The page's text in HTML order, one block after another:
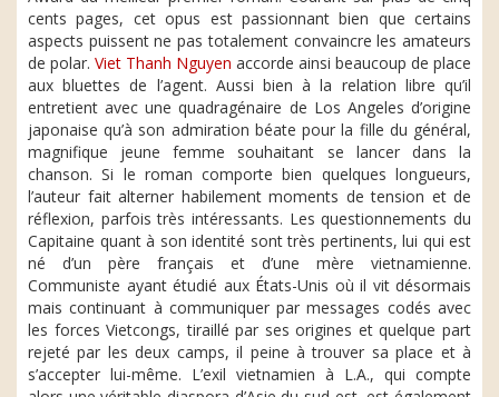
cents pages, cet opus est passionnant bien que certains
aspects puissent ne pas totalement convaincre les amateurs
de polar. Viet Thanh Nguyen accorde ainsi beaucoup de place
aux bluettes de l’agent. Aussi bien à la relation libre qu’il
entretient avec une quadragénaire de Los Angeles d’origine
japonaise qu’à son admiration béate pour la fille du général,
magnifique jeune femme souhaitant se lancer dans la
chanson. Si le roman comporte bien quelques longueurs,
l’auteur fait alterner habilement moments de tension et de
réflexion, parfois très intéressants. Les questionnements du
Capitaine quant à son identité sont très pertinents, lui qui est
né d’un père français et d’une mère vietnamienne.
Communiste ayant étudié aux États-Unis où il vit désormais
mais continuant à communiquer par messages codés avec
les forces Vietcongs, tiraillé par ses origines et quelque part
rejeté par les deux camps, il peine à trouver sa place et à
s’accepter lui-même. L’exil vietnamien à L.A., qui compte